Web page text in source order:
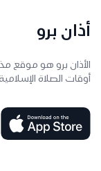
أذان برو
الأذان برو هو موقع
أوقات الصلاة